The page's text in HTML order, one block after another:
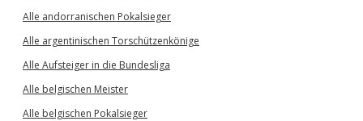
Alle andorranischen Pokalsieger
Alle argentinischen Torschützenkönige
Alle Aufsteiger in die Bundesliga
Alle belgischen Meister
Alle belgischen Pokalsieger